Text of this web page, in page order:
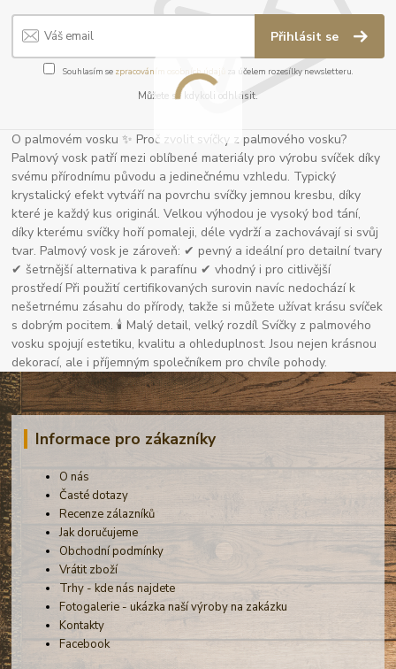
Přihlásit se
Souhlasím se zpracováním osobních údajů za účelem rozesílky newsletteru.
Můžete se kdykoli odhlásit.
O palmovém vosku ✨ Proč zvolit svíčky z palmového vosku?
Palmový vosk patří mezi oblíbené materiály pro výrobu svíček díky
svému přírodnímu původu a jedinečnému vzhledu. Typický
krystalický efekt vytváří na povrchu svíčky jemnou kresbu, díky
které je každý kus originál. Velkou výhodou je vysoký bod tání,
díky kterému svíčky hoří pomaleji, déle vydrží a zachovávají si svůj
tvar. Palmový vosk je zároveň: ✔ pevný a ideální pro detailní tvary
✔ šetrnější alternativa k parafínu ✔ vhodný i pro citlivější
prostředí Při použití certifikovaných surovin navíc nedochází k
nešetrnému zásahu do přírody, takže si můžete užívat krásu svíček
s dobrým pocitem. 🕯 Malý detail, velký rozdíl Svíčky z palmového
vosku spojují estetiku, kvalitu a ohleduplnost. Jsou nejen krásnou
dekorací, ale i příjemným společníkem pro chvíle pohody.
Informace pro zákazníky
O nás
Časté dotazy
Recenze zálazníků
Jak doručujeme
Obchodní podmínky
Vrátit zboží
Trhy - kde nás najdete
Fotogalerie - ukázka naší výroby na zakázku
Kontakty
Facebook